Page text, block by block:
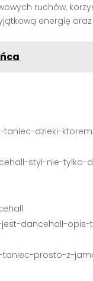
ruchów,
energię
dzieki-
styl-nie-tylko-
dancehall-
prosto-z-